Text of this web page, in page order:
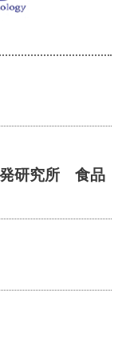
発研究所 食品